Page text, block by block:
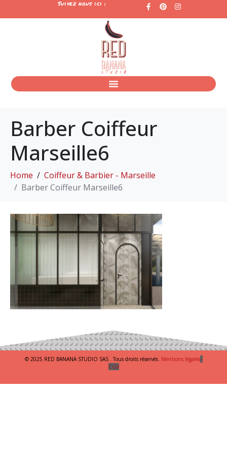
Suivez nous ici :
Barber Coiffeur
Marseille6
Home
Coiffeur & Barbier - Marseille
Barber Coiffeur Marseille6
© 2025 RED BANANA STUDIO SAS . Tous droits réservés. Mentions légales–
CGV